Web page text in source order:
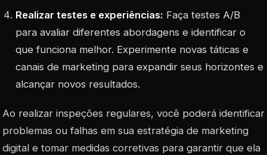
Realizar testes e experiências: Faça testes A/B
para avaliar diferentes abordagens e identificar o
que funciona melhor. Experimente novas táticas e
canais de marketing para expandir seus horizontes e
alcançar novos resultados.
Ao realizar inspeções regulares, você poderá identificar
problemas ou falhas em sua estratégia de marketing
digital e tomar medidas corretivas para garantir que ela